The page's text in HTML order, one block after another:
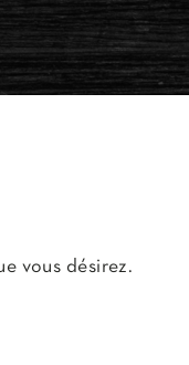
vous désirez.